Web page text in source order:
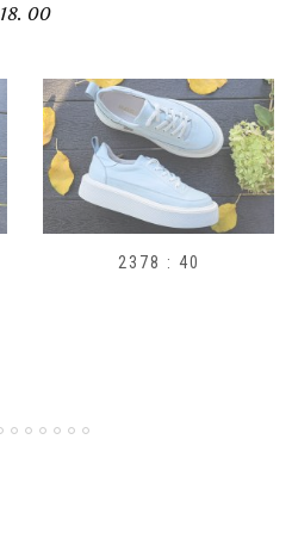
18. 00